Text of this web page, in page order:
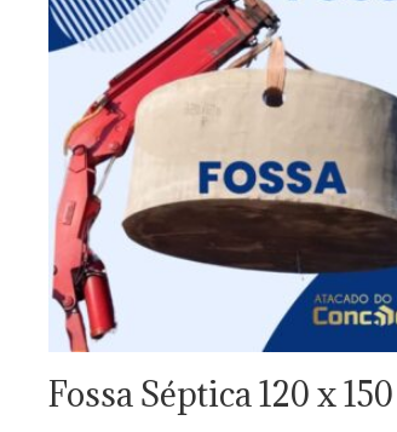
Fossa Séptica 120 x